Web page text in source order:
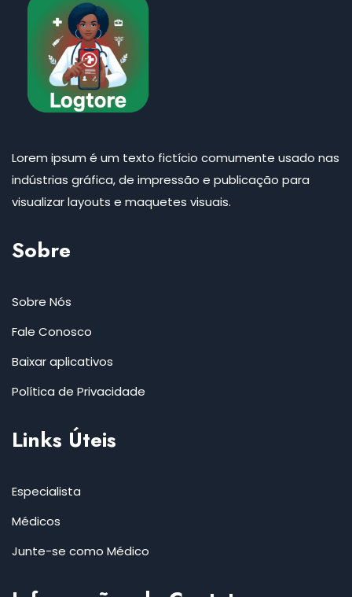
Lorem ipsum é um texto fictício comumente usado nas
indústrias gráfica, de impressão e publicação para
visualizar layouts e maquetes visuais.
Sobre
Sobre Nós
Fale Conosco
Baixar aplicativos
Política de Privacidade
Links Úteis
Especialista
Médicos
Junte-se como Médico